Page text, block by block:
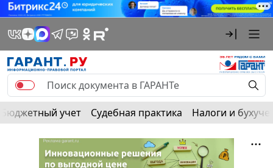
Бюджетный учет Судебная практика Налоги и